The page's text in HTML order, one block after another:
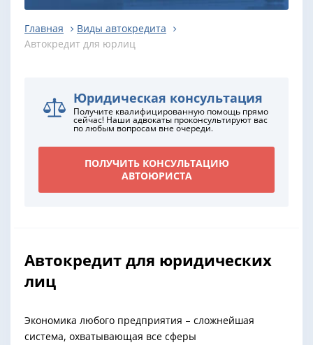
Главная
Виды автокредита
Автокредит для юрлиц
Юридическая консультация
Получите квалифицированную помощь прямо
сейчас! Наши адвокаты проконсультируют вас
по любым вопросам вне очереди.
ПОЛУЧИТЬ КОНСУЛЬТАЦИЮ
АВТОЮРИСТА
Автокредит для юридических
лиц
Экономика любого предприятия – сложнейшая
система, охватывающая все сферы